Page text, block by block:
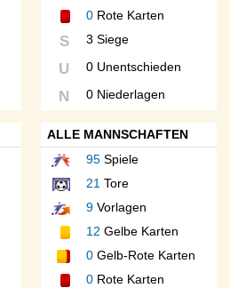
0Rote Karten
S 3 Siege
U 0 Unentschieden
N 0 Niederlagen
ALLE MANNSCHAFTEN
95Spiele
21Tore
9Vorlagen
12 Gelbe Karten
0Gelb-Rote Karten
0Rote Karten